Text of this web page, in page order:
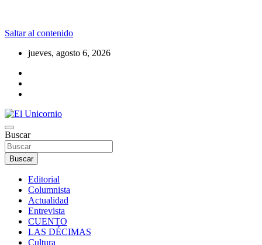
Saltar al contenido
jueves, agosto 6, 2026
El Unicornio
La realidad supera la fantasía
Buscar
Buscar
Editorial
Columnista
Actualidad
Entrevista
CUENTO
LAS DÉCIMAS
Cultura